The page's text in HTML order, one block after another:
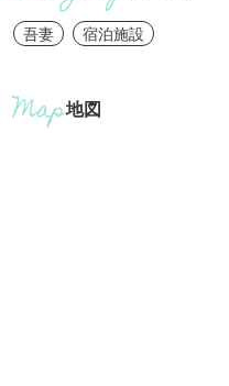
吾妻 宿泊施設
地図